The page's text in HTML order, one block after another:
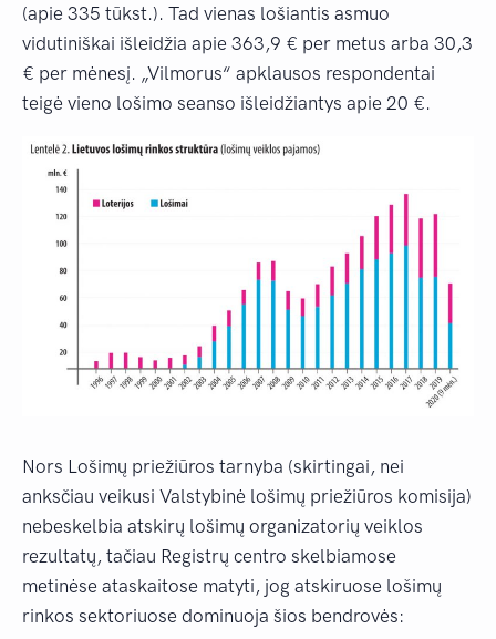
(apie 335 tūkst.). Tad vienas lošiantis asmuo
vidutiniškai išleidžia apie 363,9 € per metus arba 30,3
€ per mėnesį. „Vilmorus“ apklausos respondentai
teigė vieno lošimo seanso išleidžiantys apie 20 €.
Nors Lošimų priežiūros tarnyba (skirtingai, nei
anksčiau veikusi Valstybinė lošimų priežiūros komisija)
nebeskelbia atskirų lošimų organizatorių veiklos
rezultatų, tačiau Registrų centro skelbiamose
metinėse ataskaitose matyti, jog atskiruose lošimų
rinkos sektoriuose dominuoja šios bendrovės: